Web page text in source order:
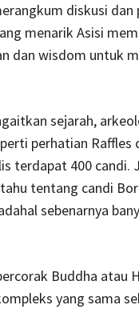
diskusi dan
menarik Asisi
dan wisdom untuk
sejarah,
perhatian Raffles
terdapat 400 candi.
tentang candi
sebenarnya
Buddha atau
yang sama